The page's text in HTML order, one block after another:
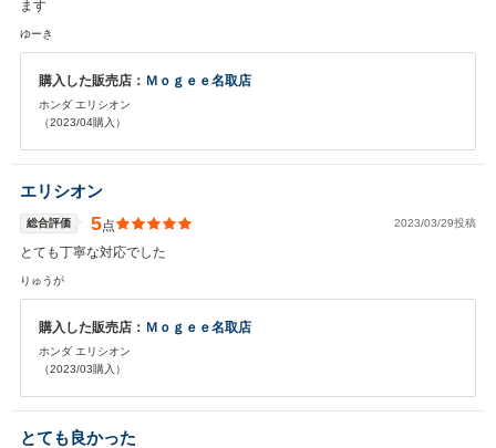
ます
ゆーき
購入した販売店： Ｍｏｇｅｅ名取店
ホンダ エリシオン
（2023/04購入）
エリシオン
総合評価 5点 2023/03/29投稿
とても丁寧な対応でした
りゅうが
購入した販売店： Ｍｏｇｅｅ名取店
ホンダ エリシオン
（2023/03購入）
とても良かった